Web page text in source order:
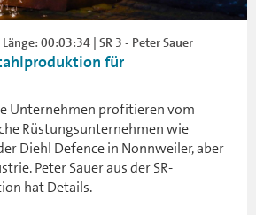
00:03:34 | SR 3 - Peter Sauer
für
Unternehmen profitieren vom
Rüstungsunternehmen wie
Diehl Defence in Nonnweiler, aber
Peter Sauer aus der SR-
hat Details.